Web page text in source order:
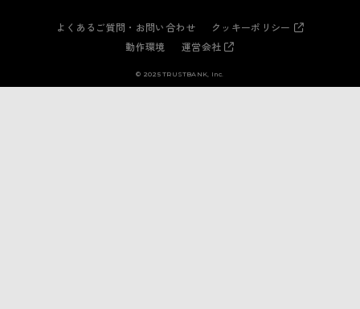
よくあるご質問・お問い合わせ
クッキーポリシー
動作環境
運営会社
© 2025 TRUSTBANK, Inc.